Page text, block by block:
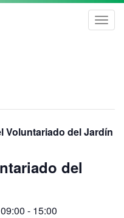
Voluntariado del Jardín
del
- 15:00